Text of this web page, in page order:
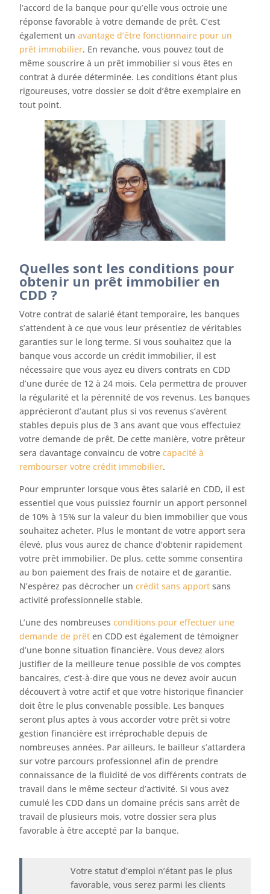
l’accord de la banque pour qu’elle vous octroie une
réponse favorable à votre demande de prêt. C’est
également unavantage d’être fonctionnaire pour un
prêt immobilier. En revanche, vous pouvez tout de
même souscrire à un prêt immobilier si vous êtes en
contrat à durée déterminée. Les conditions étant plus
rigoureuses, votre dossier se doit d’être exemplaire en
tout point.
Quelles sont les conditions pour
obtenir un prêt immobilier en
CDD ?
Votre contrat de salarié étant temporaire, les banques
s’attendent à ce que vous leur présentiez de véritables
garanties sur le long terme. Si vous souhaitez que la
banque vous accorde un crédit immobilier, il est
nécessaire que vous ayez eu divers contrats en CDD
d’une durée de 12 à 24 mois. Cela permettra de prouver
la régularité et la pérennité de vos revenus. Les banques
apprécieront d’autant plus si vos revenus s’avèrent
stables depuis plus de 3 ans avant que vous effectuiez
votre demande de prêt. De cette manière, votre prêteur
sera davantage convaincu de votrecapacité à
rembourser votre crédit immobilier.
Pour emprunter lorsque vous êtes salarié en CDD, il est
essentiel que vous puissiez fournir un apport personnel
de 10% à 15% sur la valeur du bien immobilier que vous
souhaitez acheter. Plus le montant de votre apport sera
élevé, plus vous aurez de chance d’obtenir rapidement
votre prêt immobilier. De plus, cette somme consentira
au bon paiement des frais de notaire et de garantie.
N’espérez pas décrocher uncrédit sans apport sans
activité professionnelle stable.
L’une des nombreusesconditions pour effectuer une
demande de prêt en CDD est également de témoigner
d’une bonne situation financière. Vous devez alors
justifier de la meilleure tenue possible de vos comptes
bancaires, c’est-à-dire que vous ne devez avoir aucun
découvert à votre actif et que votre historique financier
doit être le plus convenable possible. Les banques
seront plus aptes à vous accorder votre prêt si votre
gestion financière est irréprochable depuis de
nombreuses années. Par ailleurs, le bailleur s’attardera
sur votre parcours professionnel afin de prendre
connaissance de la fluidité de vos différents contrats de
travail dans le même secteur d’activité. Si vous avez
cumulé les CDD dans un domaine précis sans arrêt de
travail de plusieurs mois, votre dossier sera plus
favorable à être accepté par la banque.
Votre statut d’emploi n’étant pas le plus
favorable, vous serez parmi les clients